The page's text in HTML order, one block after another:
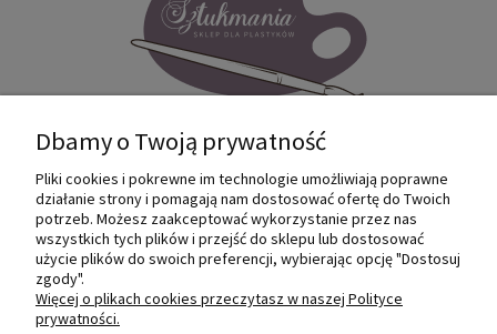
Internetowy sklep dla plastyków
SZTUKMANIA. Profesjonalne artykuły dla
małych i dużych artystów.
Dbamy o Twoją prywatność
Pliki cookies i pokrewne im technologie umożliwiają poprawne
działanie strony i pomagają nam dostosować ofertę do Twoich
potrzeb. Możesz zaakceptować wykorzystanie przez nas
wszystkich tych plików i przejść do sklepu lub dostosować
użycie plików do swoich preferencji, wybierając opcję "Dostosuj
zgody".
Więcej o plikach cookies przeczytasz w naszej Polityce
prywatności.